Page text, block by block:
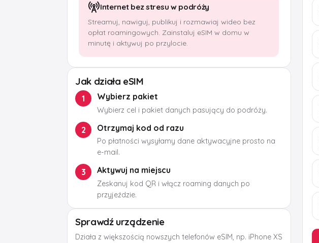
Internet bez stresu w podróży
Streamuj, nawiguj, publikuj i rozmawiaj wideo bez
opłat roamingowych. Zainstaluj eSIM w domu w
minutę i aktywuj po przylocie.
Jak działa eSIM
1 Wybierz pakiet
Wybierz cel i pakiet danych pasujący do podróży.
2 Otrzymaj kod od razu
Po płatności wysyłamy dane aktywacyjne prosto na
e-mail.
3 Aktywuj na miejscu
Zeskanuj kod QR i włącz roaming danych po
przyjeździe.
Sprawdź urządzenie
Działa z większością nowszych telefonów eSIM, np. iPhone XS